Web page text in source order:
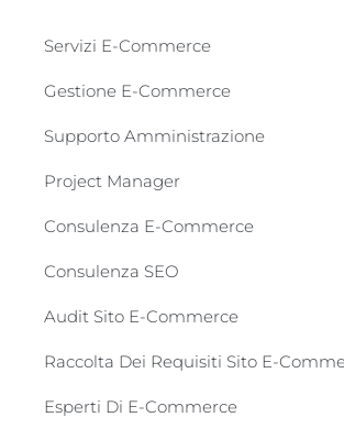
Servizi E-Commerce
Gestione E-Commerce
Supporto Amministrazione
Project Manager
Consulenza E-Commerce
Consulenza SEO
Audit Sito E-Commerce
Raccolta Dei Requisiti Sito E-
Esperti Di E-Commerce